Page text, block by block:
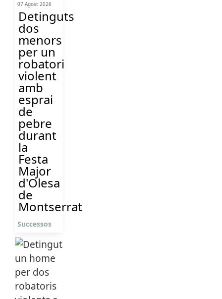
07 Agost 2026
Detinguts
dos
menors
per un
robatori
violent
amb
esprai
de
pebre
durant
la
Festa
Major
d'Olesa
de
Montserrat
Successos